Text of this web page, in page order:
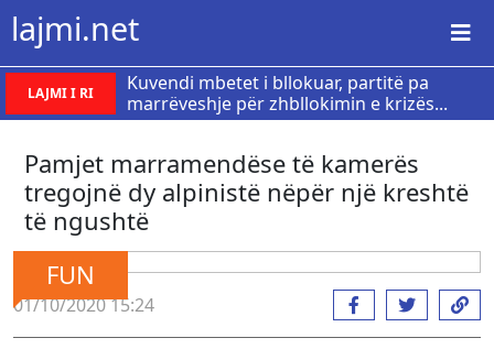
lajmi.net
LAJMI I RI
Kuvendi mbetet i bllokuar, partitë pa
marrëveshje për zhbllokimin e krizës...
Pamjet marramendëse të kamerës
tregojnë dy alpinistë nëpër një kreshtë
të ngushtë
FUN
01/10/2020 15:24